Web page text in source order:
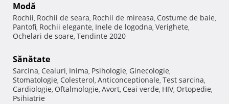
Modă
Rochii, Rochii de seara, Rochii de mireasa, Costume de baie,
Pantofi, Rochii elegante, Inele de logodna, Verighete,
Ochelari de soare, Tendinte 2020
Sănătate
Sarcina, Ceaiuri, Inima, Psihologie, Ginecologie,
Stomatologie, Colesterol, Anticonceptionale, Test sarcina,
Cardiologie, Oftalmologie, Avort, Ceai verde, HIV, Ortopedie,
Psihiatrie